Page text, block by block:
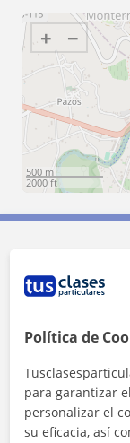
+ −
500 m
2000 ft
Política de
para garantizar
personalizar el
su eficacia, así